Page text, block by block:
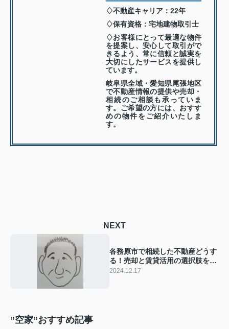
♢不動産キャリア：22年
♢保有資格：宅地建物取引士
♢お客様にとって最適な物件
を提案し、安心して取引がで
きるよう、常に信頼と誠実を
大切にしたサービスを提供し
ています。
岐阜県全域・愛知県尾張地区
で不動産情報の提供や売却・
相続のご相談も承っていま
す。ご希望の方には、おすす
めの物件をご紹介いたしま
す。
NEXT
各務原市で相続した不動産どうす
る！売却と賃貸活用の選択肢をご
紹介
2024.12.17
”空家”おすすめ記事